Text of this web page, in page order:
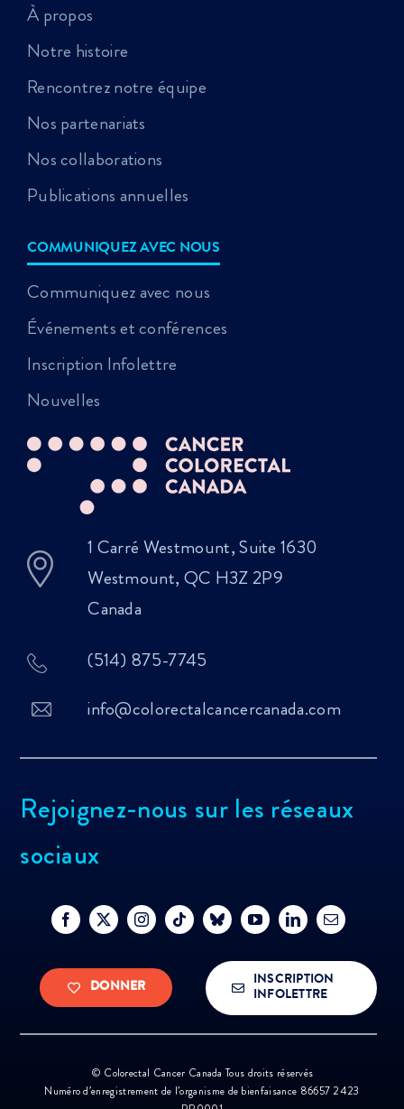
À propos
Notre histoire
Rencontrez notre équipe
Nos partenariats
Nos collaborations
Publications annuelles
COMMUNIQUEZ AVEC NOUS
Communiquez avec nous
Événements et conférences
Inscription Infolettre
Nouvelles
1 Carré Westmount, Suite 1630
Westmount, QC H3Z 2P9
Canada
(514) 875-7745
info@colorectalcancercanada.com
Rejoignez-nous sur les réseaux
sociaux
DONNER
INSCRIPTION
INFOLETTRE
© Colorectal Cancer Canada Tous droits réservés
Numéro d’enregistrement de l’organisme de bienfaisance 86657 2423